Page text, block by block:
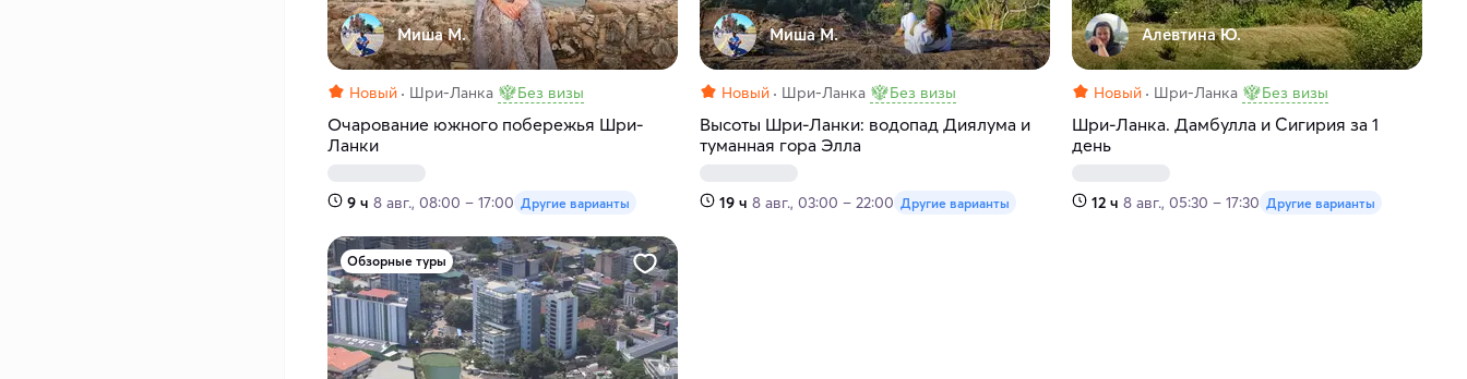
Миша M.
Новый Шри-Ланка Без визы
Очарование южного побережья Шри-
Ланки
9 ч 8 авг., 08:00 – 17:00 Другие варианты
Миша M.
Новый Шри-Ланка Без визы
Высоты Шри-Ланки: водопад Диялума и
туманная гора Элла
19 ч 8 авг., 03:00 – 22:00 Другие варианты
Алевтина Ю.
Новый Шри-Ланка Без визы
Шри-Ланка. Дамбулла и Сигирия за 1
день
12 ч 8 авг., 05:30 – 17:30 Другие варианты
Обзорные туры